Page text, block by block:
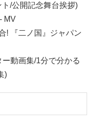
/公開記念舞台挨拶)
MV
! 『二ノ国』ジャパン
動画集/1分で分かる
)